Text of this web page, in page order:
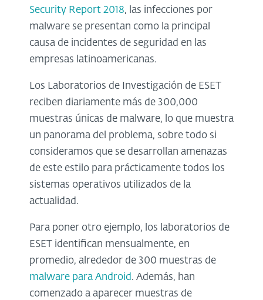
Security Report 2018, las infecciones por
malware se presentan como la principal
causa de incidentes de seguridad en las
empresas latinoamericanas.
Los Laboratorios de Investigación de ESET
reciben diariamente más de 300,000
muestras únicas de malware, lo que muestra
un panorama del problema, sobre todo si
consideramos que se desarrollan amenazas
de este estilo para prácticamente todos los
sistemas operativos utilizados de la
actualidad.
Para poner otro ejemplo, los laboratorios de
ESET identifican mensualmente, en
promedio, alrededor de 300 muestras de
malware para Android. Además, han
comenzado a aparecer muestras de